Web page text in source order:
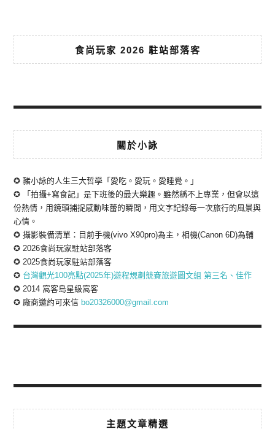
食尚玩家 2026 駐站部落客
關於小詠
✪ 豬小詠的人生三大哲學「愛吃。愛玩。愛睡覺。」
✪ 「拍攝+寫食記」是下班後的最大樂趣。雖然稱不上專業，但會以這
份熱情，用鏡頭捕捉感動味蕾的瞬間，用文字記錄每一次旅行的風景與
心情。
✪ 攝影裝備清單：目前手機(vivo X90pro)為主，相機(Canon 6D)為輔
✪ 2026食尚玩家駐站部落客
✪ 2025食尚玩家駐站部落客
✪ 台灣觀光100亮點(2025年)遊程規劃競賽旅遊圖文組 第三名、佳作
✪ 2014 窩客島星級窩客
✪ 廠商邀約可來信 bo20326000@gmail.com
主題文章精選